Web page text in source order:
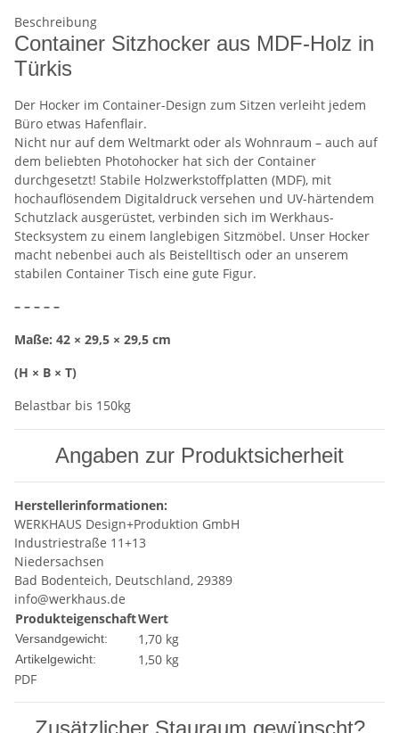
Beschreibung
Container Sitzhocker aus MDF-Holz in
Türkis
Der Hocker im Container-Design zum Sitzen verleiht jedem
Büro etwas Hafenflair.
Nicht nur auf dem Weltmarkt oder als Wohnraum – auch auf
dem beliebten Photohocker hat sich der Container
durchgesetzt! Stabile Holzwerkstoffplatten (MDF), mit
hochauflösendem Digitaldruck versehen und UV-härtendem
Schutzlack ausgerüstet, verbinden sich im Werkhaus-
Stecksystem zu einem langlebigen Sitzmöbel. Unser Hocker
macht nebenbei auch als Beistelltisch oder an unserem
stabilen Container Tisch eine gute Figur.
– – – – –
Maße: 42 × 29,5 × 29,5 cm
(H × B × T)
Belastbar bis 150kg
Angaben zur Produktsicherheit
Herstellerinformationen:
WERKHAUS Design+Produktion GmbH
Industriestraße 11+13
Niedersachsen
Bad Bodenteich, Deutschland, 29389
info@werkhaus.de
ProdukteigenschaftWert
Versandgewicht: 1,70 kg
Artikelgewicht: 1,50 kg
PDF
Zusätzlicher Stauraum gewünscht?